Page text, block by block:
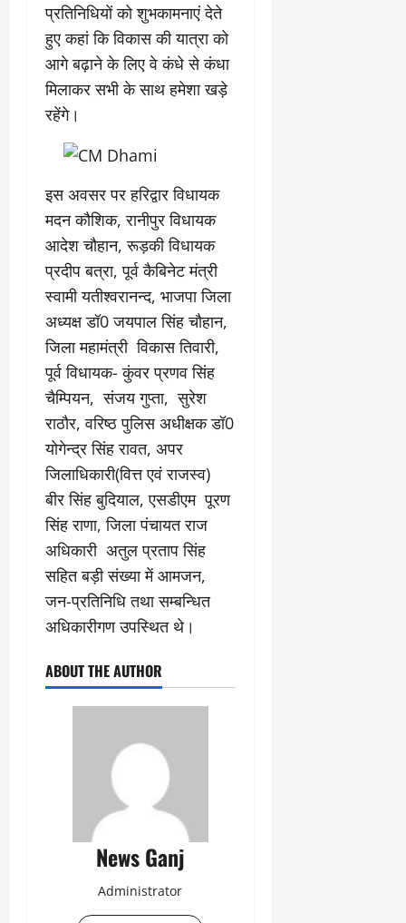
प्रतिनिधियों को शुभकामनाएं देते
हुए कहां कि विकास की यात्रा को
आगे बढ़ाने के लिए वे कंधे से कंधा
मिलाकर सभी के साथ हमेशा खड़े
रहेंगे।
इस अवसर पर हरिद्वार विधायक
मदन कौशिक, रानीपुर विधायक
आदेश चौहान, रूड़की विधायक
प्रदीप बत्रा, पूर्व कैबिनेट मंत्री
स्वामी यतीश्वरानन्द, भाजपा जिला
अध्यक्ष डॉ0 जयपाल सिंह चौहान,
जिला महामंत्री विकास तिवारी,
पूर्व विधायक- कुंवर प्रणव सिंह
चैम्पियन, संजय गुप्ता, सुरेश
राठौर, वरिष्ठ पुलिस अधीक्षक डॉ0
योगेन्द्र सिंह रावत, अपर
जिलाधिकारी(वित्त एवं राजस्व)
बीर सिंह बुदियाल, एसडीएम पूरण
सिंह राणा, जिला पंचायत राज
अधिकारी अतुल प्रताप सिंह
सहित बड़ी संख्या में आमजन,
जन-प्रतिनिधि तथा सम्बन्धित
अधिकारीगण उपस्थित थे।
ABOUT THE AUTHOR
News Ganj
Administrator